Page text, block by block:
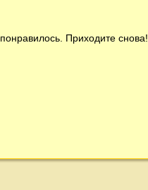
понравилось. Приходите снова!